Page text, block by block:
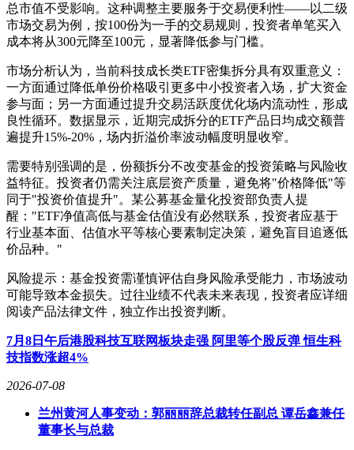
总市值不受影响。这种调整主要服务于交易便利性——以二级
市场交易为例，按100份为一手的交易规则，投资者单笔买入
成本将从300元降至100元，显著降低参与门槛。
市场分析认为，当前科技成长类ETF密集拆分具有双重意义：
一方面通过降低单份价格吸引更多中小投资者入场，扩大资金
参与面；另一方面通过提升交易活跃度优化场内流动性，形成
良性循环。数据显示，近期完成拆分的ETF产品日均成交额普
遍提升15%-20%，场内折溢价率波动幅度明显收窄。
需要特别强调的是，份额拆分不改变基金的投资策略与风险收
益特征。投资者仍需关注底层资产质量，避免将"价格降低"等
同于"投资价值提升"。某公募基金量化投资部负责人提
醒："ETF净值高低与基金估值没有必然联系，投资者应基于
行业基本面、估值水平等核心要素制定决策，避免盲目追逐低
价品种。"
风险提示：基金投资需谨慎评估自身风险承受能力，市场波动
可能导致本金损失。过往业绩不代表未来表现，投资者应详细
阅读产品法律文件，独立作出投资判断。
7月8日午后港股科技互联网板块走强 阿里等个股反弹 恒生科
技指数涨超4%
2026-07-08
兰州黄河人事变动：郭丽丽辞总裁转任副总 谭岳鑫兼任
董事长与总裁